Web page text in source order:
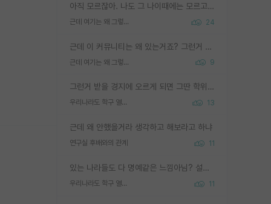
아직 모르잖아. 나도 그 나이때에는 모르고 평가 받고 안심하고 싶었어.
근데 여기는 왜 그렇게 SPK를 물어보는거임? 24
근데 이 커뮤니티는 왜 있는거죠? 그런거 쉽게 물어볼수있어서 있는거 아닌가요? 그렇게 보기 싫으면 커뮤니티도 하지마시지 그러면
근데 여기는 왜 그렇게 SPK를 물어보는거임? 9
그런거 받을 경지에 오르게 되면 그딴 학위명이 필요없음
우리나라도 학구 열풍보면 Higher Doctorate 학위가 필요하다고 봅니다. 13
근데 왜 안했을거라 생각하고 해보라고 하냐
연구실 후배와의 관계 11
있는 나라들도 다 명예같은 느낌아님? 설마 박사끼리 등급나눠서 학위수여하자 같은 헛소리는 아니지? ㅋㅋ
우리나라도 학구 열풍보면 Higher Doctorate 학위가 필요하다고 봅니다. 11